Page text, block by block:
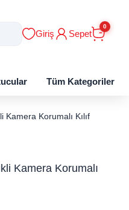
Giriş Sepet
0
Tüm Kategoriler
Korumalı Kılıf
Kamera Korumalı